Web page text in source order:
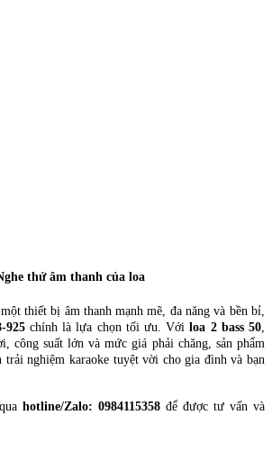
thử âm thanh của loa
thiết bị âm thanh mạnh mẽ, đa năng và bền bỉ,
925chính là lựa chọn tối ưu. Vớiloa 2 bass 50,
công suất lớn và mức giá phải chăng, sản phẩm
trải nghiệm karaoke tuyệt vời cho gia đình và bạn
hotline/Zalo: 0984115358 để được tư vấn và